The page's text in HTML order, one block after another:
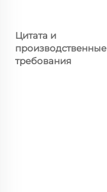
Цитата и
производственные
требования